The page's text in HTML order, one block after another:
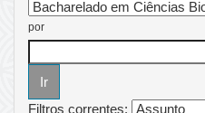
por
Filtros correntes: